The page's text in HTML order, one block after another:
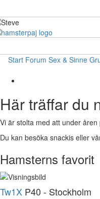
Start Forum Sex & Sinne
Här träffar du
Vi är stolta med att under
Du kan besöka snackis eller
Hamsterns favorit
Tw1X P40 - Stockholm